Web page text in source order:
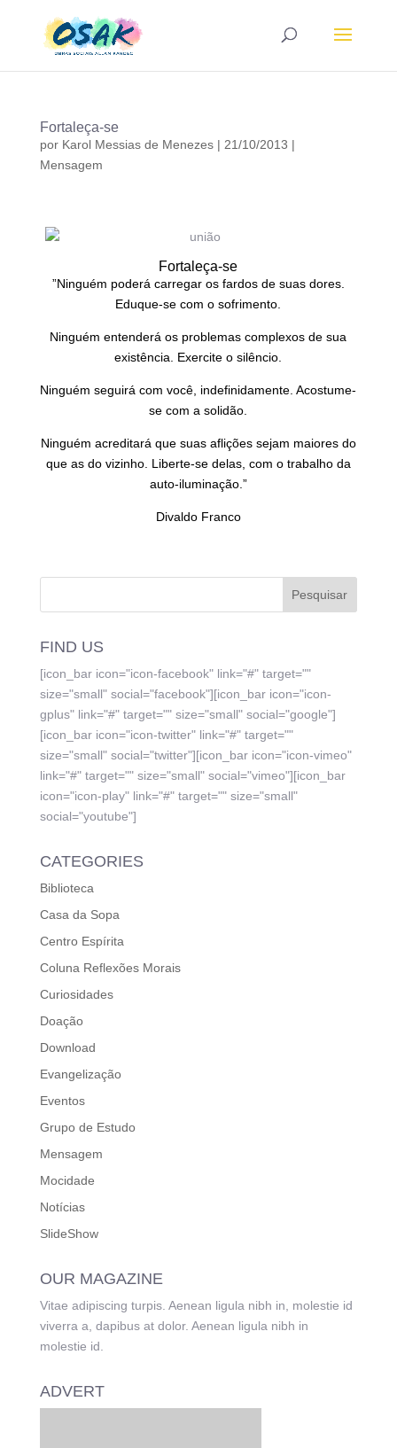
Fortaleça-se
por Karol Messias de Menezes| 21/10/2013 |
Mensagem
Fortaleça-se
”Ninguém poderá carregar os fardos de suas dores.
Eduque-se com o sofrimento.
Ninguém entenderá os problemas complexos de sua
existência. Exercite o silêncio.
Ninguém seguirá com você, indefinidamente. Acostume-
se com a solidão.
Ninguém acreditará que suas aflições sejam maiores do
que as do vizinho. Liberte-se delas, com o trabalho da
auto-iluminação.”
Divaldo Franco
FIND US
[icon_bar icon="icon-facebook" link="#" target=""
size="small" social="facebook"][icon_bar icon="icon-
gplus" link="#" target="" size="small" social="google"]
[icon_bar icon="icon-twitter" link="#" target=""
size="small" social="twitter"][icon_bar icon="icon-vimeo"
link="#" target="" size="small" social="vimeo"][icon_bar
icon="icon-play" link="#" target="" size="small"
social="youtube"]
CATEGORIES
Biblioteca
Casa da Sopa
Centro Espírita
Coluna Reflexões Morais
Curiosidades
Doação
Download
Evangelização
Eventos
Grupo de Estudo
Mensagem
Mocidade
Notícias
SlideShow
OUR MAGAZINE
Vitae adipiscing turpis. Aenean ligula nibh in, molestie id
viverra a, dapibus at dolor. Aenean ligula nibh in
molestie id.
ADVERT